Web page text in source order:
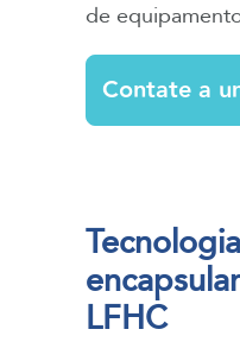
de
Contate a
LFHC